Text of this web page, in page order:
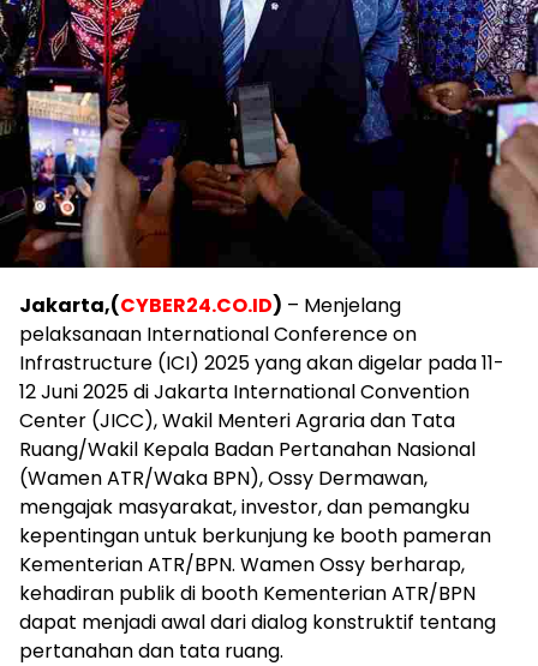
Jakarta,(CYBER24.CO.ID) – Menjelang
pelaksanaan International Conference on
Infrastructure (ICI) 2025 yang akan digelar pada 11-
12 Juni 2025 di Jakarta International Convention
Center (JICC), Wakil Menteri Agraria dan Tata
Ruang/Wakil Kepala Badan Pertanahan Nasional
(Wamen ATR/Waka BPN), Ossy Dermawan,
mengajak masyarakat, investor, dan pemangku
kepentingan untuk berkunjung ke booth pameran
Kementerian ATR/BPN. Wamen Ossy berharap,
kehadiran publik di booth Kementerian ATR/BPN
dapat menjadi awal dari dialog konstruktif tentang
pertanahan dan tata ruang.